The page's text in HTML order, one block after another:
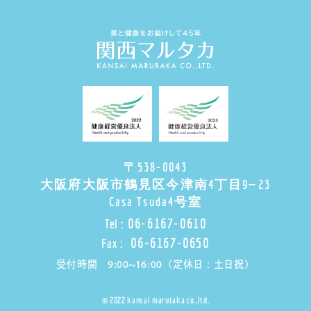
〒538-0043
大阪府大阪市鶴見区今津南4丁目9−23
Casa Tsuda4号室
Tel : 06-6167-0610
Fax : 06-6167-0650
受付時間 9:00~16:00（定休日：土日祝）
© 2022 kansai marutaka co.,ltd.